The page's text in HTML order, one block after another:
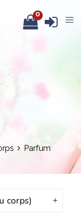
0
Parfum
corps)